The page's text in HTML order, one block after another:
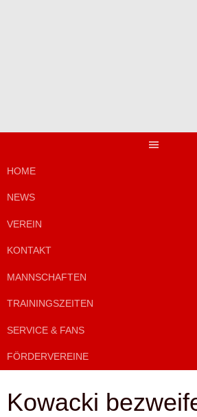
HOME
NEWS
VEREIN
KONTAKT
MANNSCHAFTEN
TRAININGSZEITEN
SERVICE & FANS
FÖRDERVEREINE
Kowacki